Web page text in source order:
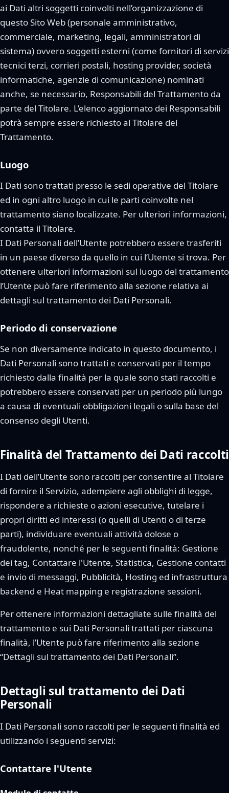
ai Dati altri soggetti coinvolti nell’organizzazione di
questo Sito Web (personale amministrativo,
commerciale, marketing, legali, amministratori di
sistema) ovvero soggetti esterni (come fornitori di servizi
tecnici terzi, corrieri postali, hosting provider, società
informatiche, agenzie di comunicazione) nominati
anche, se necessario, Responsabili del Trattamento da
parte del Titolare. L’elenco aggiornato dei Responsabili
potrà sempre essere richiesto al Titolare del
Trattamento.
Luogo
I Dati sono trattati presso le sedi operative del Titolare
ed in ogni altro luogo in cui le parti coinvolte nel
trattamento siano localizzate. Per ulteriori informazioni,
contatta il Titolare.
I Dati Personali dell’Utente potrebbero essere trasferiti
in un paese diverso da quello in cui l’Utente si trova. Per
ottenere ulteriori informazioni sul luogo del trattamento
l’Utente può fare riferimento alla sezione relativa ai
dettagli sul trattamento dei Dati Personali.
Periodo di conservazione
Se non diversamente indicato in questo documento, i
Dati Personali sono trattati e conservati per il tempo
richiesto dalla finalità per la quale sono stati raccolti e
potrebbero essere conservati per un periodo più lungo
a causa di eventuali obbligazioni legali o sulla base del
consenso degli Utenti.
Finalità del Trattamento dei Dati raccolti
I Dati dell’Utente sono raccolti per consentire al Titolare
di fornire il Servizio, adempiere agli obblighi di legge,
rispondere a richieste o azioni esecutive, tutelare i
propri diritti ed interessi (o quelli di Utenti o di terze
parti), individuare eventuali attività dolose o
fraudolente, nonché per le seguenti finalità: Gestione
dei tag, Contattare l'Utente, Statistica, Gestione contatti
e invio di messaggi, Pubblicità, Hosting ed infrastruttura
backend e Heat mapping e registrazione sessioni.
Per ottenere informazioni dettagliate sulle finalità del
trattamento e sui Dati Personali trattati per ciascuna
finalità, l’Utente può fare riferimento alla sezione
“Dettagli sul trattamento dei Dati Personali”.
Dettagli sul trattamento dei Dati
Personali
I Dati Personali sono raccolti per le seguenti finalità ed
utilizzando i seguenti servizi:
Contattare l'Utente